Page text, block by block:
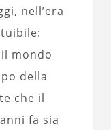
nell’era
mondo
della
che il
fa sia